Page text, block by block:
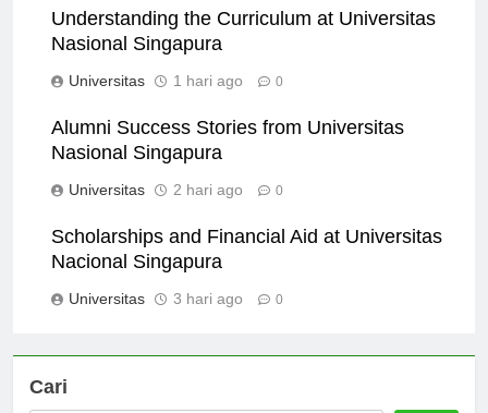
Understanding the Curriculum at Universitas
Alumni Success Stories from Universitas
Scholarships and Financial Aid at Universitas
Cari